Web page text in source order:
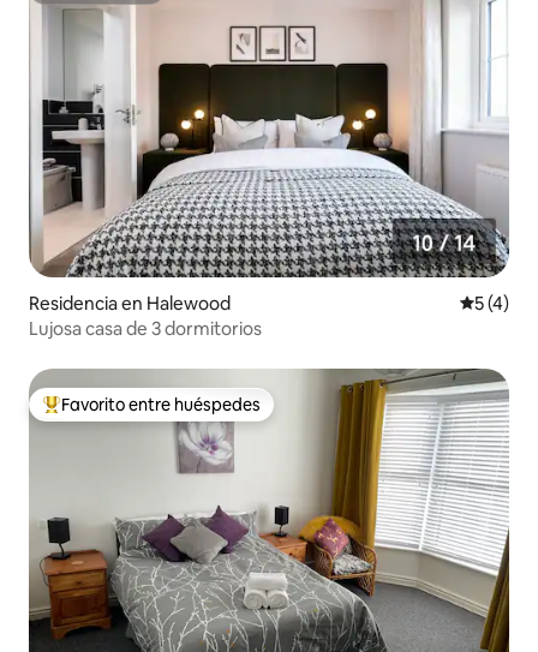
Residencia en Halewood
5 (4)
Lujosa casa de 3 dormitorios
De los mejores en Favorito entre huéspedes
Favorito entre huéspedes